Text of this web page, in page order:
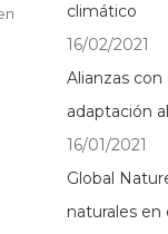
climático
16/02/2021
Alianzas
adaptación
16/01/2021
Global
naturales en